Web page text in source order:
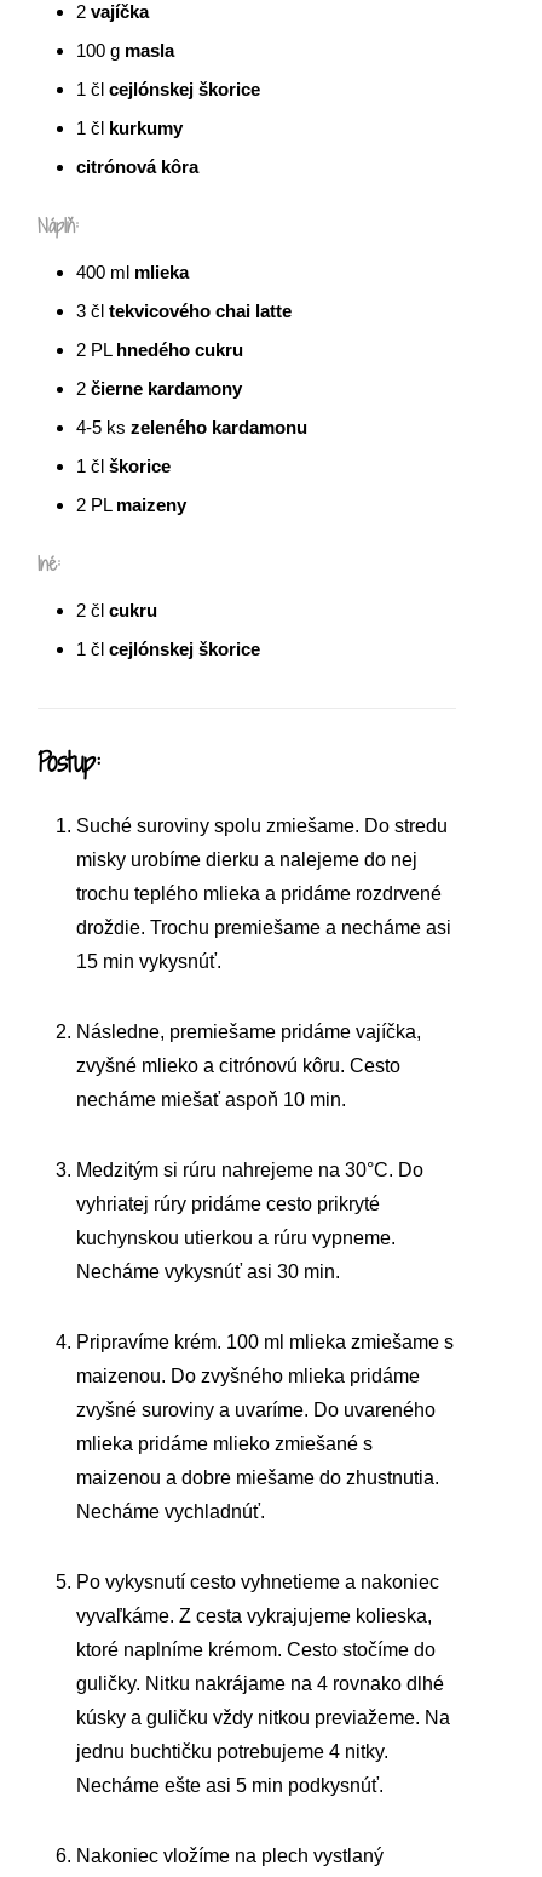
2 vajíčka
100 g masla
1 čl cejlónskej škorice
1 čl kurkumy
citrónová kôra
Náplň:
400 ml mlieka
3 čl tekvicového chai latte
2 PL hnedého cukru
2 čierne kardamony
4-5 ks zeleného kardamonu
1 čl škorice
2 PL maizeny
Iné:
2 čl cukru
1 čl cejlónskej škorice
Postup:
Suché suroviny spolu zmiešame. Do stredu
misky urobíme dierku a nalejeme do nej
trochu teplého mlieka a pridáme rozdrvené
droždie. Trochu premiešame a necháme asi
15 min vykysnúť.
Následne, premiešame pridáme vajíčka,
zvyšné mlieko a citrónovú kôru. Cesto
necháme miešať aspoň 10 min.
Medzitým si rúru nahrejeme na 30°C. Do
vyhriatej rúry pridáme cesto prikryté
kuchynskou utierkou a rúru vypneme.
Necháme vykysnúť asi 30 min.
Pripravíme krém. 100 ml mlieka zmiešame s
maizenou. Do zvyšného mlieka pridáme
zvyšné suroviny a uvaríme. Do uvareného
mlieka pridáme mlieko zmiešané s
maizenou a dobre miešame do zhustnutia.
Necháme vychladnúť.
Po vykysnutí cesto vyhnetieme a nakoniec
vyvaľkáme. Z cesta vykrajujeme kolieska,
ktoré naplníme krémom. Cesto stočíme do
guličky. Nitku nakrájame na 4 rovnako dlhé
kúsky a guličku vždy nitkou previažeme. Na
jednu buchtičku potrebujeme 4 nitky.
Necháme ešte asi 5 min podkysnúť.
Nakoniec vložíme na plech vystlaný